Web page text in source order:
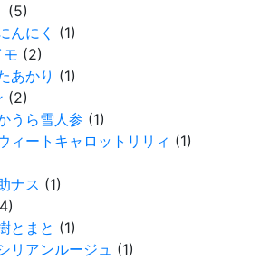
(5)
んにく
(1)
モ (2)
あかり (1)
(2)
うら雪人参 (1)
ィートキャロットリリィ (1)
ナス (1)
とまと (1)
リアンルージュ (1)